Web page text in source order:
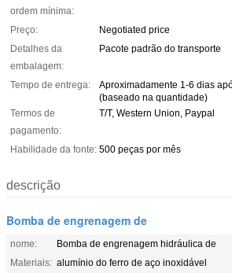
ordem mínima:
Preço:
Negotiated price
Detalhes da
embalagem:
Pacote padrão do transporte
Tempo de entrega:
Aproximadamente 1-6 dias
(baseado na quantidade)
Termos de
pagamento:
T/T, Western Union, Paypal
Habilidade da fonte: 500 peças por mês
descrição
Bomba de engrenagem de
nome:
Bomba de engrenagem hidráulica de
Materiais: alumínio do ferro de aço inoxidável